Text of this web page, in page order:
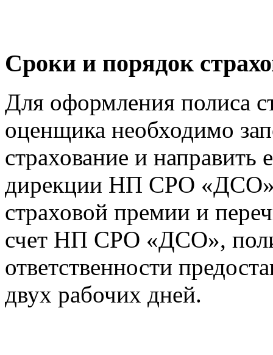
Сроки и порядок
Для оформления полиса
оценщика необходимо
страхование и направить
дирекции НП СРО
страховой премии и
счет НП СРО «ДСО»,
ответственности
двух рабочих дней.